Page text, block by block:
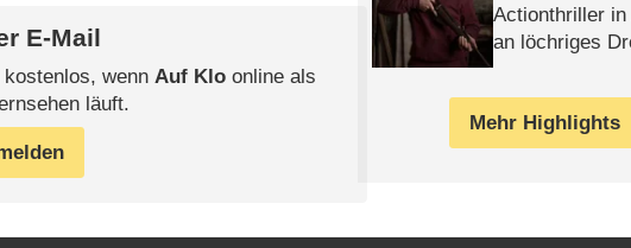
E-Mail
wenn Auf Kloonline als
läuft.
Actionthriller
an löchriges
Mehr Highlights